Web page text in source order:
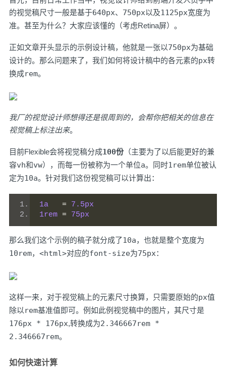
的视觉稿尺寸一般是基于640px、 750px以及1125px宽度为
准。甚至为什么？大家应该懂的（考虑Retina屏）。
正如文章开头显示的示例设计稿，他就是一张以750px为基础
设计的。那么问题来了，我们如何将设计稿中的各元素的px转
换成rem。
我厂的视觉设计师想得还是很周到的，会帮你把相关的信息在
视觉稿上标注出来。
目前Flexible会将视觉稿分成100份（主要为了以后能更好的兼
容vh和vw），而每一份被称为一个单位a。同时1rem单位被认
定为10a。针对我们这份视觉稿可以计算出：
1a = 7.5px
1rem = 75px
那么我们这个示例的稿子就分成了10a，也就是整个宽度为
10rem， <html>对应的font-size为75px：
这样一来，对于视觉稿上的元素尺寸换算，只需要原始的px值
除以 rem基准值即可。例如此例视觉稿中的图片，其尺寸是
176px * 176px,转换成为2.346667rem *
2.346667rem。
如何快速计算